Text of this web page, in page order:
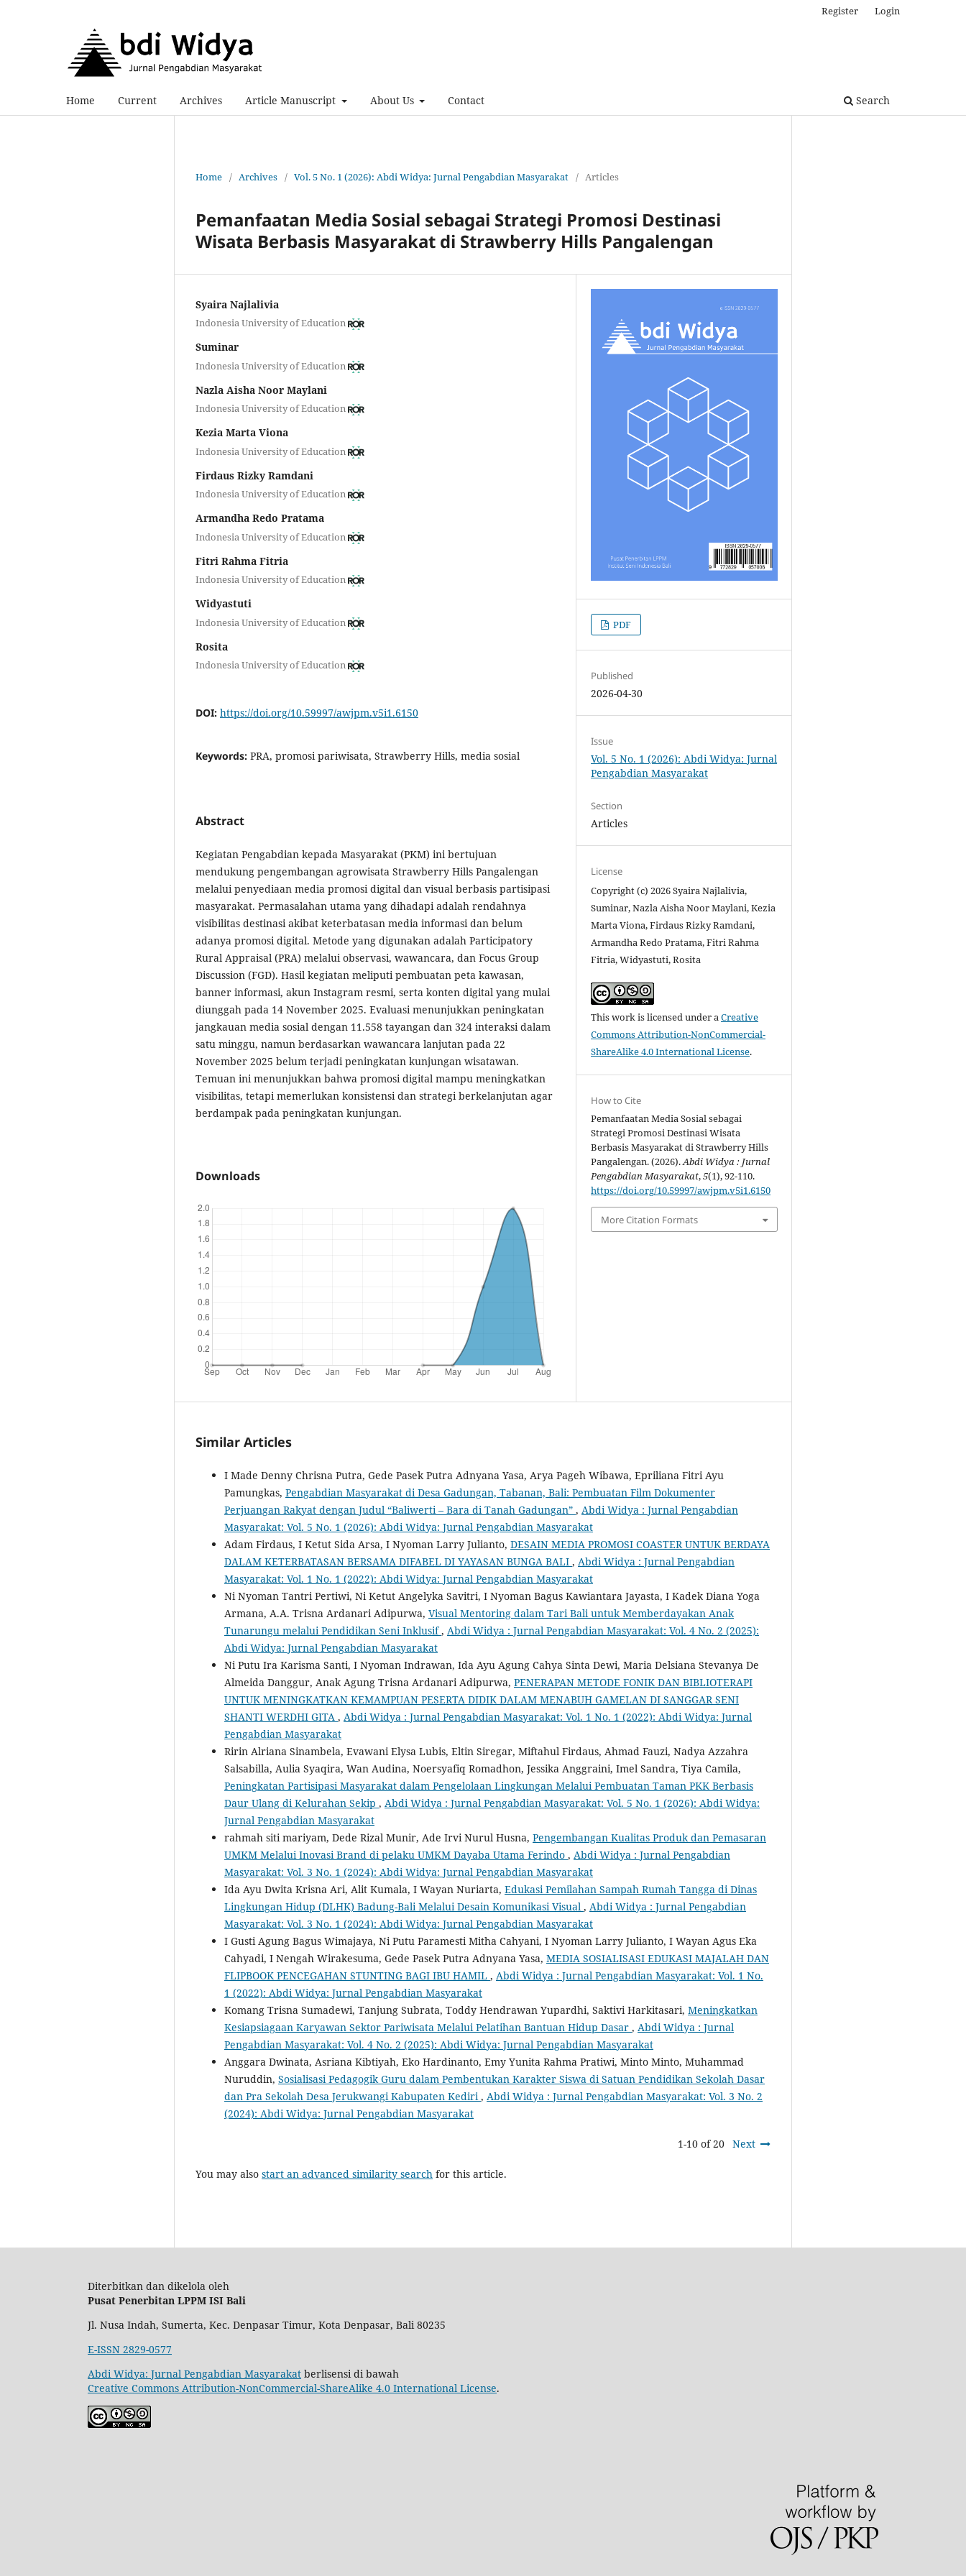
Home Current Archives Article Manuscript About Us Contact Search
Register Login
Home / Archives / Vol. 5 No. 1 (2026): Abdi Widya: Jurnal Pengabdian Masyarakat / Articles
Pemanfaatan Media Sosial sebagai Strategi Promosi Destinasi
Wisata Berbasis Masyarakat di Strawberry Hills Pangalengan
Syaira Najlalivia
Indonesia University of Education
Suminar
Indonesia University of Education
Nazla Aisha Noor Maylani
Indonesia University of Education
Kezia Marta Viona
Indonesia University of Education
Firdaus Rizky Ramdani
Indonesia University of Education
Armandha Redo Pratama
Indonesia University of Education
Fitri Rahma Fitria
Indonesia University of Education
Widyastuti
Indonesia University of Education
Rosita
Indonesia University of Education
DOI: https://doi.org/10.59997/awjpm.v5i1.6150
Keywords: PRA, promosi pariwisata, Strawberry Hills, media sosial
Abstract
Kegiatan Pengabdian kepada Masyarakat (PKM) ini bertujuan
mendukung pengembangan agrowisata Strawberry Hills Pangalengan
melalui penyediaan media promosi digital dan visual berbasis partisipasi
masyarakat. Permasalahan utama yang dihadapi adalah rendahnya
visibilitas destinasi akibat keterbatasan media informasi dan belum
adanya promosi digital. Metode yang digunakan adalah Participatory
Rural Appraisal (PRA) melalui observasi, wawancara, dan Focus Group
Discussion (FGD). Hasil kegiatan meliputi pembuatan peta kawasan,
banner informasi, akun Instagram resmi, serta konten digital yang mulai
diunggah pada 14 November 2025. Evaluasi menunjukkan peningkatan
jangkauan media sosial dengan 11.558 tayangan dan 324 interaksi dalam
satu minggu, namun berdasarkan wawancara lanjutan pada 22
November 2025 belum terjadi peningkatan kunjungan wisatawan.
Temuan ini menunjukkan bahwa promosi digital mampu meningkatkan
visibilitas, tetapi memerlukan konsistensi dan strategi berkelanjutan agar
berdampak pada peningkatan kunjungan.
Downloads
PDF
Published
2026-04-30
Issue
Vol. 5 No. 1 (2026): Abdi Widya: Jurnal
Pengabdian Masyarakat
Section
Articles
License
Copyright (c) 2026 Syaira Najlalivia,
Suminar, Nazla Aisha Noor Maylani, Kezia
Marta Viona, Firdaus Rizky Ramdani,
Armandha Redo Pratama, Fitri Rahma
Fitria, Widyastuti, Rosita
This work is licensed under aCreative
Commons Attribution-NonCommercial-
ShareAlike 4.0 International License.
How to Cite
Pemanfaatan Media Sosial sebagai
Strategi Promosi Destinasi Wisata
Berbasis Masyarakat di Strawberry Hills
Pangalengan. (2026).Abdi Widya : Jurnal
Pengabdian Masyarakat,5(1), 92-110.
https://doi.org/10.59997/awjpm.v5i1.6150
More Citation Formats
Similar Articles
I Made Denny Chrisna Putra, Gede Pasek Putra Adnyana Yasa, Arya Pageh Wibawa, Epriliana Fitri Ayu
Pamungkas, Pengabdian Masyarakat di Desa Gadungan, Tabanan, Bali: Pembuatan Film Dokumenter
Perjuangan Rakyat dengan Judul “Baliwerti – Bara di Tanah Gadungan” , Abdi Widya : Jurnal Pengabdian
Masyarakat: Vol. 5 No. 1 (2026): Abdi Widya: Jurnal Pengabdian Masyarakat
Adam Firdaus, I Ketut Sida Arsa, I Nyoman Larry Julianto, DESAIN MEDIA PROMOSI COASTER UNTUK BERDAYA
DALAM KETERBATASAN BERSAMA DIFABEL DI YAYASAN BUNGA BALI , Abdi Widya : Jurnal Pengabdian
Masyarakat: Vol. 1 No. 1 (2022): Abdi Widya: Jurnal Pengabdian Masyarakat
Ni Nyoman Tantri Pertiwi, Ni Ketut Angelyka Savitri, I Nyoman Bagus Kawiantara Jayasta, I Kadek Diana Yoga
Armana, A.A. Trisna Ardanari Adipurwa, Visual Mentoring dalam Tari Bali untuk Memberdayakan Anak
Tunarungu melalui Pendidikan Seni Inklusif, Abdi Widya : Jurnal Pengabdian Masyarakat: Vol. 4 No. 2 (2025):
Abdi Widya: Jurnal Pengabdian Masyarakat
Ni Putu Ira Karisma Santi, I Nyoman Indrawan, Ida Ayu Agung Cahya Sinta Dewi, Maria Delsiana Stevanya De
Almeida Danggur, Anak Agung Trisna Ardanari Adipurwa, PENERAPAN METODE FONIK DAN BIBLIOTERAPI
UNTUK MENINGKATKAN KEMAMPUAN PESERTA DIDIK DALAM MENABUH GAMELAN DI SANGGAR SENI
SHANTI WERDHI GITA , Abdi Widya : Jurnal Pengabdian Masyarakat: Vol. 1 No. 1 (2022): Abdi Widya: Jurnal
Pengabdian Masyarakat
Ririn Alriana Sinambela, Evawani Elysa Lubis, Eltin Siregar, Miftahul Firdaus, Ahmad Fauzi, Nadya Azzahra
Salsabilla, Aulia Syaqira, Wan Audina, Noersyafiq Romadhon, Jessika Anggraini, Imel Sandra, Tiya Camila,
Peningkatan Partisipasi Masyarakat dalam Pengelolaan Lingkungan Melalui Pembuatan Taman PKK Berbasis
Daur Ulang di Kelurahan Sekip , Abdi Widya : Jurnal Pengabdian Masyarakat: Vol. 5 No. 1 (2026): Abdi Widya:
Jurnal Pengabdian Masyarakat
rahmah siti mariyam, Dede Rizal Munir, Ade Irvi Nurul Husna, Pengembangan Kualitas Produk dan Pemasaran
UMKM Melalui Inovasi Brand di pelaku UMKM Dayaba Utama Ferindo , Abdi Widya : Jurnal Pengabdian
Masyarakat: Vol. 3 No. 1 (2024): Abdi Widya: Jurnal Pengabdian Masyarakat
Ida Ayu Dwita Krisna Ari, Alit Kumala, I Wayan Nuriarta, Edukasi Pemilahan Sampah Rumah Tangga di Dinas
Lingkungan Hidup (DLHK) Badung-Bali Melalui Desain Komunikasi Visual , Abdi Widya : Jurnal Pengabdian
Masyarakat: Vol. 3 No. 1 (2024): Abdi Widya: Jurnal Pengabdian Masyarakat
I Gusti Agung Bagus Wimajaya, Ni Putu Paramesti Mitha Cahyani, I Nyoman Larry Julianto, I Wayan Agus Eka
Cahyadi, I Nengah Wirakesuma, Gede Pasek Putra Adnyana Yasa, MEDIA SOSIALISASI EDUKASI MAJALAH DAN
FLIPBOOK PENCEGAHAN STUNTING BAGI IBU HAMIL , Abdi Widya : Jurnal Pengabdian Masyarakat: Vol. 1 No.
1 (2022): Abdi Widya: Jurnal Pengabdian Masyarakat
Komang Trisna Sumadewi, Tanjung Subrata, Toddy Hendrawan Yupardhi, Saktivi Harkitasari, Meningkatkan
Kesiapsiagaan Karyawan Sektor Pariwisata Melalui Pelatihan Bantuan Hidup Dasar , Abdi Widya : Jurnal
Pengabdian Masyarakat: Vol. 4 No. 2 (2025): Abdi Widya: Jurnal Pengabdian Masyarakat
Anggara Dwinata, Asriana Kibtiyah, Eko Hardinanto, Emy Yunita Rahma Pratiwi, Minto Minto, Muhammad
Nuruddin, Sosialisasi Pedagogik Guru dalam Pembentukan Karakter Siswa di Satuan Pendidikan Sekolah Dasar
dan Pra Sekolah Desa Jerukwangi Kabupaten Kediri, Abdi Widya : Jurnal Pengabdian Masyarakat: Vol. 3 No. 2
(2024): Abdi Widya: Jurnal Pengabdian Masyarakat
1-10 of 20 Next
You may also start an advanced similarity search for this article.
Diterbitkan dan dikelola oleh
Pusat Penerbitan LPPM ISI Bali
Jl. Nusa Indah, Sumerta, Kec. Denpasar Timur, Kota Denpasar, Bali 80235
E-ISSN 2829-0577
Abdi Widya: Jurnal Pengabdian Masyarakat berlisensi di bawah
Creative Commons Attribution-NonCommercial-ShareAlike 4.0 International License.